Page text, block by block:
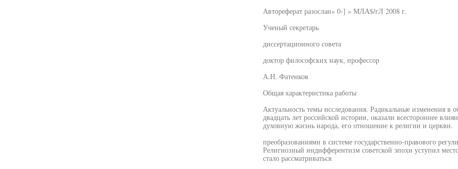
Автореферат разослан« 0-] » МЛА$/гЛ 2008 г.
Ученый секретарь
диссертационного совета
доктор философских наук, профессор
А.Н. Фатенков
Общая характеристика работы
Актуальность темы исследования. Радикальные изменения в
двадцать лет российской истории, оказали всестороннее
духовную жизнь народа, его отношение к религии и церкви.
преобразованиями в системе государственно-правового
Религиозный индифферентизм советской эпохи уступил
стало рассматриваться